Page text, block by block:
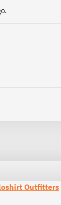
Outfitters